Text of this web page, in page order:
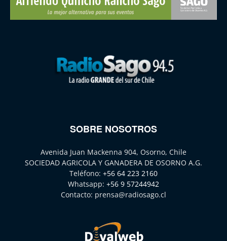
SOBRE NOSOTROS
Avenida Juan Mackenna 904, Osorno, Chile
SOCIEDAD AGRICOLA Y GANADERA DE OSORNO A.G.
Teléfono: +56 64 223 2160
Whatsapp: +56 9 57244942
Contacto: prensa@radiosago.cl